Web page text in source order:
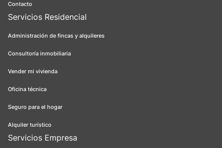
Contacto
Servicios Residencial
Administración de fincas y alquileres
Consultoría inmobiliaria
Vender mi vivienda
Oficina técnica
Seguro para el hogar
Alquiler turístico
Servicios Empresa